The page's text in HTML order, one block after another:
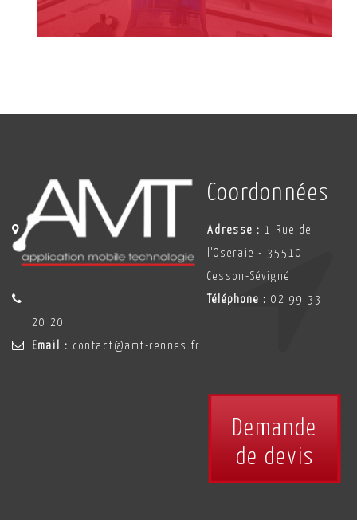
Coordonnées
Adresse : 1 Rue de
l'Oseraie - 35510
Cesson-Sévigné
Téléphone : 02 99 33
20 20
Email : contact@amt-rennes.fr
Demande
de devis